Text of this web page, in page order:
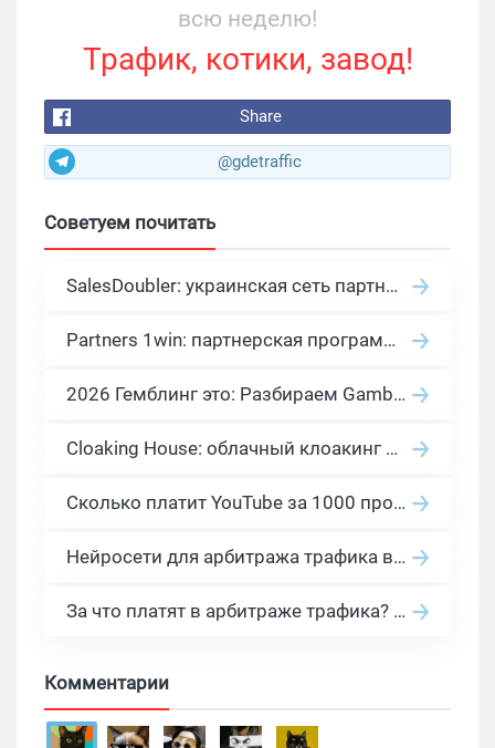
всю неделю!
Трафик, котики, завод!
Share
@gdetraffic
Советуем почитать
SalesDoubler: украинская сеть партнерских программ с оплатой за действие
Partners 1win: партнерская программа казино в нише гемблинг арбитраж
2026 Гемблинг это: Разбираем Gambling вертикаль, и все что связано с гемблинг и беттинг офферами
Cloaking House: облачный клоакинг для фильтрации ботов FB и Google Ads — гайд PHP-интеграции 2026
Сколько платит YouTube за 1000 просмотров в 2026: реальные цифры от 0.5 до 36 USD по ГЕО
Нейросети для арбитража трафика в 2026: инструменты, кейсы и AI-медиабайеры
За что платят в арбитраже трафика? 30 моделей оплаты в бурж и СНГ партнерках
Комментарии